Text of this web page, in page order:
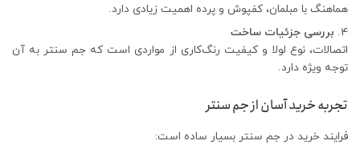
هماهنگ با مبلمان، کفپوش و پرده اهمیت زیادی دارد.
بررسی جزئیات ساخت
اتصالات، نوع لولا و کیفیت رنگ‌کاری از مواردی است که جم سنتر به آن
توجه ویژه دارد.
تجربه خرید آسان از جم سنتر
فرایند خرید در جم سنتر بسیار ساده است: